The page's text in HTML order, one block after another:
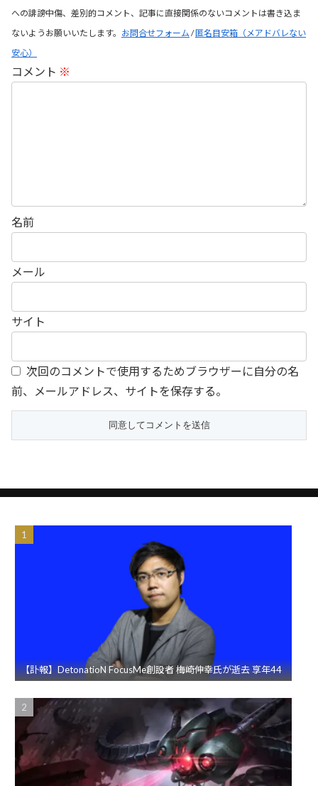
への誹謗中傷、差別的コメント、記事に直接関係のないコメントは書き込ま
ないようお願いいたします。 お問合せフォーム /匿名目安箱（メアドバレない
安心）
コメント ※
名前
メール
サイト
次回のコメントで使用するためブラウザーに自分の名
前、メールアドレス、サイトを保存する。
【訃報】DetonatioN FocusMe創設者 梅崎伸幸氏が逝去 享年44